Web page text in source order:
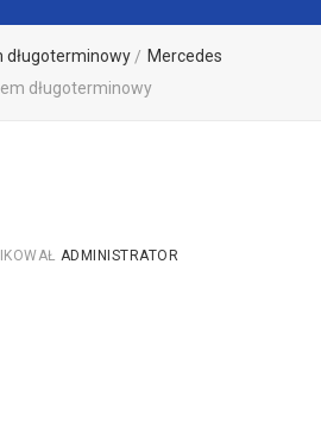
długoterminowy
Mercedes
długoterminowy
ADMINISTRATOR